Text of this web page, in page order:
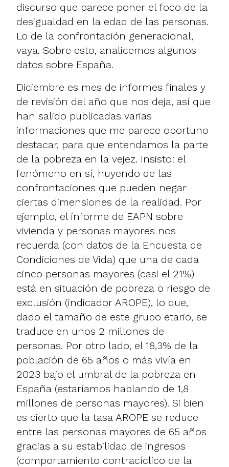
discurso que parece poner el foco de la
desigualdad en la edad de las personas.
Lo de la confrontación generacional,
vaya. Sobre esto, analicemos algunos
datos sobre España.
Diciembre es mes de informes finales y
de revisión del año que nos deja, así que
han salido publicadas varias
informaciones que me parece oportuno
destacar, para que entendamos la parte
de la pobreza en la vejez. Insisto: el
fenómeno en sí, huyendo de las
confrontaciones que pueden negar
ciertas dimensiones de la realidad. Por
ejemplo, el informe de EAPN sobre
vivienda y personas mayores nos
recuerda (con datos de la Encuesta de
Condiciones de Vida) que una de cada
cinco personas mayores (casi el 21%)
está en situación de pobreza o riesgo de
exclusión (indicador AROPE), lo que,
dado el tamaño de este grupo etario, se
traduce en unos 2 millones de
personas. Por otro lado, el 18,3% de la
población de 65 años o más vivía en
2023 bajo el umbral de la pobreza en
España (estaríamos hablando de 1,8
millones de personas mayores). Si bien
es cierto que la tasa AROPE se reduce
entre las personas mayores de 65 años
gracias a su estabilidad de ingresos
(comportamiento contracíclico de la